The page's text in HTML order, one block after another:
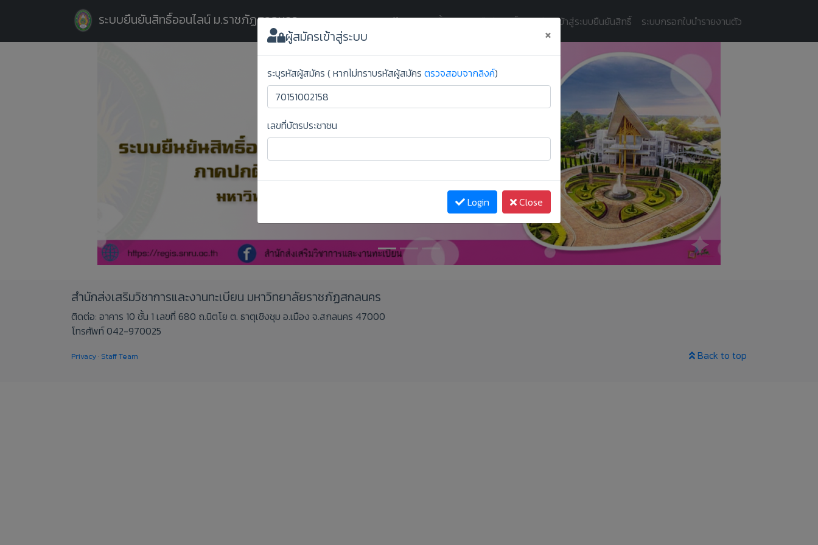
ระบบยืนยันสิทธิ์ออนไลน์ ม.ราชภัฏสกลนคร Home(current)
ขั้นตอนการยืนยันสิทธิ์ ผู้สมัครเข้าสู่ระบบยืนยันสิทธิ์ ระบบกรอกใบนำรายงานตัว
ผู้สมัครเข้าสู่ระบบ ×
ระบุรหัสผู้สมัคร ( หากไม่ทราบรหัสผู้สมัคร ตรวจสอบจากลิงค์)
เลขที่บัตรประชาชน
Login Close
สำนักส่งเสริมวิชาการและงานทะเบียน มหาวิทยาลัยราชภัฏสกลนคร
ติดต่อ: อาคาร 10 ชั้น 1 เลขที่ 680 ถ.นิตโย ต. ธาตุเชิงชุม อ.เมือง จ.สกลนคร 47000
โทรศัพท์ 042-970025
Back to top
Privacy· Staff Team